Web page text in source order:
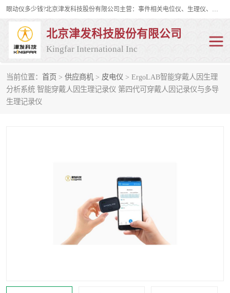
眼动仪多少钱?北京津发科技股份有限公司主营：事件相关电位仪、生理仪、肌电仪、脑电仪、皮电仪、眼动仪；是国家级高新技术企业、科技部认定的科技型中小企业和中关村高新技术企业，具备保密资格，具备自主进出口经营权；自主研发技术、产品与服务荣获多项省部级科学技术奖励、国家发明专利、国家软件著作权和省部级新技术新产品（服务）认证。
北京津发科技股份有限公司
Kingfar International Inc
当前位置： 首页 > 供应商机 > 皮电仪 > ErgoLAB智能穿戴人因生理
分析系统 智能穿戴人因生理记录仪 第四代可穿戴人因记录仪与多导
生理记录仪
皮电仪 脑电仪
人机交互实验室
神经营销与消费行为实验 车俩与驾驶模拟
人机环境同步云平台 人因测评专家系统